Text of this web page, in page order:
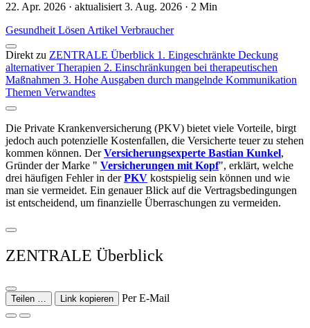
22. Apr. 2026 · aktualisiert 3. Aug. 2026 · 2 Min
Gesundheit Lösen Artikel Verbraucher
Direkt zu ZENTRALE Überblick 1. Eingeschränkte Deckung
alternativer Therapien 2. Einschränkungen bei therapeutischen
Maßnahmen 3. Hohe Ausgaben durch mangelnde Kommunikation
Themen Verwandtes
Die Private Krankenversicherung (PKV) bietet viele Vorteile, birgt
jedoch auch potenzielle Kostenfallen, die Versicherte teuer zu stehen
kommen können. DerVersicherungsexperte Bastian Kunkel,
Gründer der Marke " Versicherungen mit Kopf", erklärt, welche
drei häufigen Fehler in derPKV kostspielig sein können und wie
man sie vermeidet. Ein genauer Blick auf die Vertragsbedingungen
ist entscheidend, um finanzielle Überraschungen zu vermeiden.
ZENTRALE Überblick
Teilen … Link kopieren Per E-Mail